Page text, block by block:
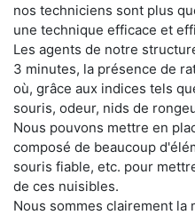
nos techniciens sont plus
une technique efficace et
Les agents de notre
3 minutes, la présence de
où, grâce aux indices tels
souris, odeur, nids de
Nous pouvons mettre en
composé de beaucoup
souris fiable, etc. pour
de ces nuisibles.
Nous sommes clairement